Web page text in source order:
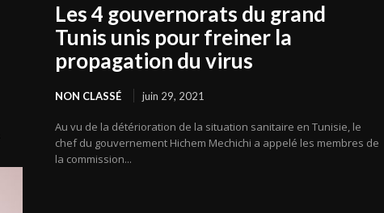
Les 4 gouvernorats du grand
Tunis unis pour freiner la
propagation du virus
NON CLASSÉ juin 29, 2021
Au vu de la détérioration de la situation sanitaire en Tunisie, le
chef du gouvernement Hichem Mechichi a appelé les membres de
la commission...